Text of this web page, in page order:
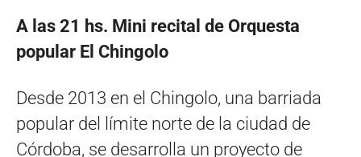
A las 21 hs. Mini recital de Orquesta
popular El Chingolo
Desde 2013 en el Chingolo, una barriada
popular del límite norte de la ciudad de
Córdoba, se desarrolla un proyecto de